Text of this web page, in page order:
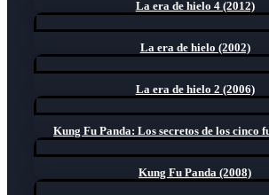
La era de hielo 4 (2012)
La era de hielo (2002)
La era de hielo 2 (2006)
Kung Fu Panda: Los secretos de los cinco
Kung Fu Panda (2008)